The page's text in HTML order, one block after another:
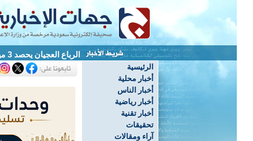
الرباع العجيان يحصد 3 ميداليات ويحطم 4 أرقام قياسية بآسيوية الأثقال
الرئيسية
أخبار محلية
أخبار الناس
أخبار رياضية
أخبار تقنية
تحقيقات
آراء ومقالات